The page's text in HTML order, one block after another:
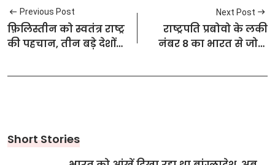
Previous Post
फ़िलिस्तीन को स्वतंत्र राष्ट्र
की पहचान, तीन बड़े देशों
कदम
Next Post
राष्ट्रपति प्रबोवो के लकी
नंबर 8 का भारत से जोड़ा
हुआ 'भारतीय DNA' का बड़ा
Short Stories